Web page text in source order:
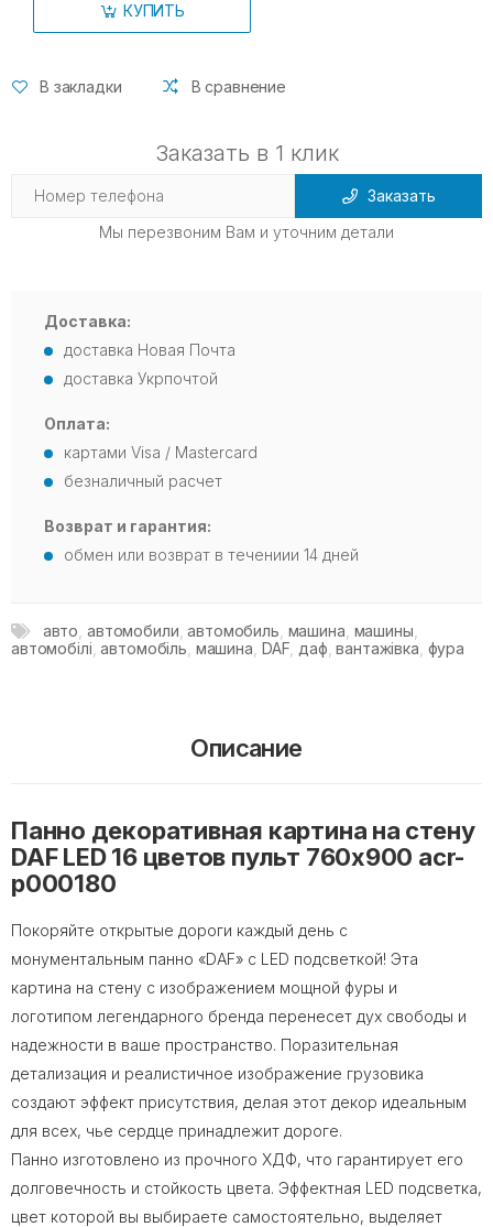
КУПИТЬ
В закладки В сравнение
Заказать в 1 клик
Заказать
Мы перезвоним Вам и уточним детали
Доставка:
доставка Новая Почта
доставка Укрпочтой
Оплата:
картами Visa / Mastercard
безналичный расчет
Возврат и гарантия:
обмен или возврат в течениии 14 дней
авто автомобили ,автомобиль машина машины
автомобілі ,автомобіль машина DAF даф ,вантажівка фура
Описание
Панно декоративная картина на стену
DAF LED 16 цветов пульт 760х900 acr-
p000180
Покоряйте открытые дороги каждый день с
монументальным панно «DAF» с LED подсветкой! Эта
картина на стену с изображением мощной фуры и
логотипом легендарного бренда перенесет дух свободы и
надежности в ваше пространство. Поразительная
детализация и реалистичное изображение грузовика
создают эффект присутствия, делая этот декор идеальным
для всех, чье сердце принадлежит дороге.
Панно изготовлено из прочного ХДФ, что гарантирует его
долговечность и стойкость цвета. Эффектная LED подсветка,
цвет которой вы выбираете самостоятельно, выделяет